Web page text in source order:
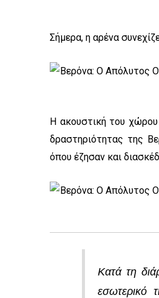
Σήμερα, η αρένα
Η ακουστική του χώρου
δραστηριότητας της
όπου έζησαν και
Κατά τη
εσωτερικό